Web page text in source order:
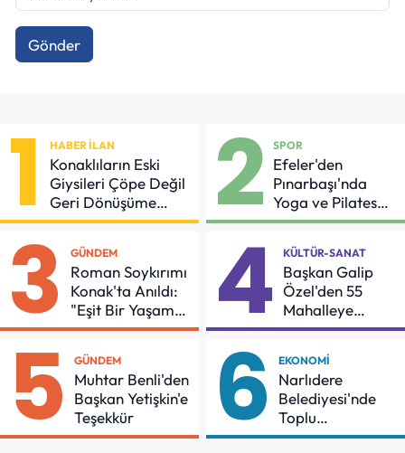
Gönder
1 HABER İLAN
Konaklıların Eski
Giysileri Çöpe Değil
Geri Dönüşüme
Gidiyor
2 SPOR
Efeler'den
Pınarbaşı'nda
Yoga ve Pilates
Buluşması
3 GÜNDEM
Roman Soykırımı
Konak'ta Anıldı:
"Eşit Bir Yaşam
İçin Mücadeleyi
4 KÜLTÜR-SANAT
Başkan Galip
Özel'den 55
Mahalleye
Çocuk Şenliği
5 GÜNDEM
Muhtar Benli'den
Başkan Yetişkin'e
Teşekkür
6 EKONOMI
Narlıdere
Belediyesi'nde
Toplu
Sözleşmeye